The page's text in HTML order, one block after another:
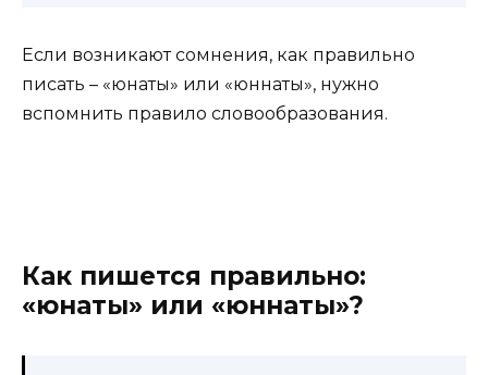
Если возникают сомнения, как правильно
писать – «юнаты» или «юннаты», нужно
вспомнить правило словообразования.
Как пишется правильно:
«юнаты» или «юннаты»?